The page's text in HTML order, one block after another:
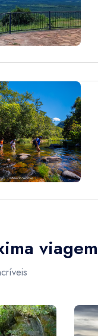
viagem